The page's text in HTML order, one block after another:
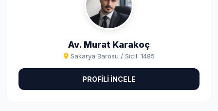
Av. Murat Karakoç
Sakarya Barosu / Sicil: 1485
PROFİLİ İNCELE